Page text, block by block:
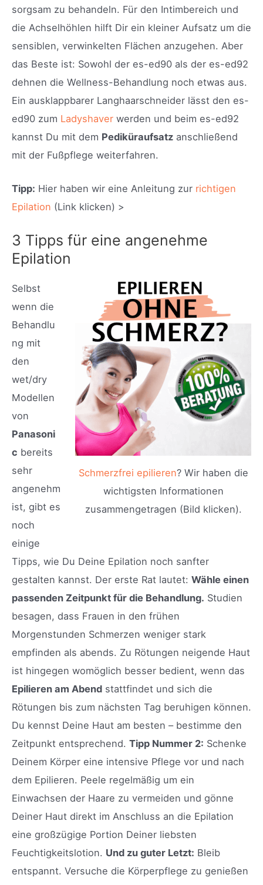
sorgsam zu behandeln. Für den Intimbereich und
die Achselhöhlen hilft Dir ein kleiner Aufsatz um die
sensiblen, verwinkelten Flächen anzugehen. Aber
das Beste ist: Sowohl der es-ed90 als der es-ed92
dehnen die Wellness-Behandlung noch etwas aus.
Ein ausklappbarer Langhaarschneider lässt den es-
ed90 zum Ladyshaver werden und beim es-ed92
kannst Du mit dem Pediküraufsatz anschließend
mit der Fußpflege weiterfahren.
Tipp: Hier haben wir eine Anleitung zur richtigen
Epilation (Link klicken) >
3 Tipps für eine angenehme
Epilation
Schmerzfrei epilieren? Wir haben die
wichtigsten Informationen
zusammengetragen (Bild klicken).
Selbst
wenn die
Behandlu
ng mit
den
wet/dry
Modellen
von
Panasoni
c bereits
sehr
angenehm
ist, gibt es
noch
einige
Tipps, wie Du Deine Epilation noch sanfter
gestalten kannst. Der erste Rat lautet: Wähle einen
passenden Zeitpunkt für die Behandlung. Studien
besagen, dass Frauen in den frühen
Morgenstunden Schmerzen weniger stark
empfinden als abends. Zu Rötungen neigende Haut
ist hingegen womöglich besser bedient, wenn das
Epilieren am Abend stattfindet und sich die
Rötungen bis zum nächsten Tag beruhigen können.
Du kennst Deine Haut am besten – bestimme den
Zeitpunkt entsprechend. Tipp Nummer 2: Schenke
Deinem Körper eine intensive Pflege vor und nach
dem Epilieren. Peele regelmäßig um ein
Einwachsen der Haare zu vermeiden und gönne
Deiner Haut direkt im Anschluss an die Epilation
eine großzügige Portion Deiner liebsten
Feuchtigkeitslotion. Und zu guter Letzt: Bleib
entspannt. Versuche die Körperpflege zu genießen